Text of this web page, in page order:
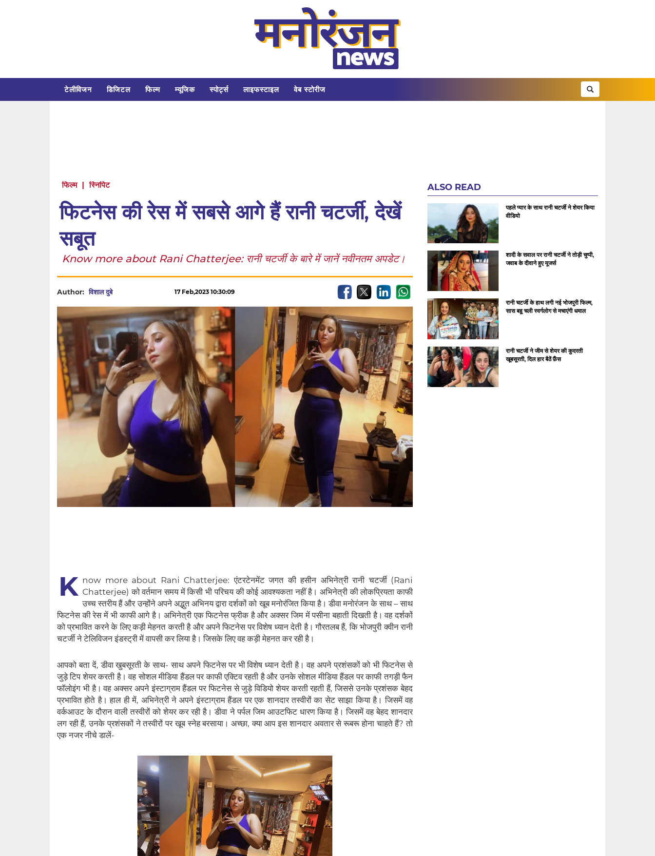
टेलीविजन डिजिटल फिल्म म्यूजिक स्पोर्ट्स लाइफस्टाइल वेब स्टोरीज
फिल्म | स्निपिट
फिटनेस की रेस में सबसे आगे हैं रानी चटर्जी, देखें
सबूत
Know more about Rani Chatterjee: रानी चटर्जी के बारे में जानें नवीनतम अपडेट।
Author: विशाल दुबे 17 Feb,2023 10:30:09
K now more about Rani Chatterjee: एंटरटेनमेंट जगत की हसीन अभिनेत्री रानी चटर्जी (Rani
Chatterjee) को वर्तमान समय में किसी भी परिचय की‌‌ कोई आवश्यकता नहीं है। अभिनेत्री की लोकप्रियता काफी
उच्च स्तरीय हैं और उन्होंने अपने अद्भुत अभिनय द्वारा दर्शकों को खूब मनोरंजित किया है। डीवा मनोरंजन के साथ – साथ
फिटनेस की रेस में भी काफी आगे है। अभिनेत्री एक फिटनेस फ्रीक है और अक्सर जिम में पसीना बहाती दिखती है। वह दर्शकों
को प्रभावित करने के लिए कड़ी मेहनत करती है और अपने फिटनेस पर विशेष ध्यान देती है। गौरतलब हैं, कि भोजपुरी क्वीन रानी
चटर्जी ने टेलिविजन इंडस्ट्री में वापसी कर लिया है। जिसके लिए वह कड़ी मेहनत कर रही है।‌
आपको बता दें, डीवा खुबसूरती के साथ- साथ अपने फिटनेस पर भी विशेष ध्यान देती है। वह अपने प्रशंसकों को भी फिटनेस से
जुड़े टिप शेयर करती है। वह सोशल मीडिया हैंडल पर काफी एक्टिव रहती है और उनके सोशल मीडिया हैंडल पर काफी तगड़ी फैन
फॉलोइंग भी है। वह अक्सर अपने इंस्टाग्राम हैंडल पर फिटनेस से जुड़े विडियो शेयर करती रहती हैं, जिससे उनके प्रशंसक बेहद
प्रभावित होते है। हाल ही में, अभिनेत्री ने अपने इंस्टाग्राम हैंडल पर एक शानदार तस्वीरों का सेट साझा किया है। जिसमें वह
वर्कआउट के दौरान वाली तस्वीरों को शेयर कर रही है। डीवा ने पर्पल जिम आउटफिट धारण किया है। जिसमें वह बेहद शानदार
लग रही हैं, उनके प्रशंसकों ने तस्वीरों पर खूब स्नेह बरसाया। अच्छा, क्या आप इस शानदार अवतार से रूबरू होना चाहते हैं? तो
एक नजर नीचे डालें-
ALSO READ
पहले प्यार के साथ रानी चटर्जी ने शेयर किया
वीडियो
शादी के सवाल पर रानी चटर्जी ने तोड़ी चुप्पी,
जवाब के दीवाने हुए यूजर्स
रानी चटर्जी के हाथ लगी नई भोजपुरी फिल्म,
सास बहू चली स्वर्गलोग से मचाएंगी धमाल
रानी चटर्जी ने जीम से शेयर की कुदरती
खूबसूरती, दिल हार बैठें फ़ैंस